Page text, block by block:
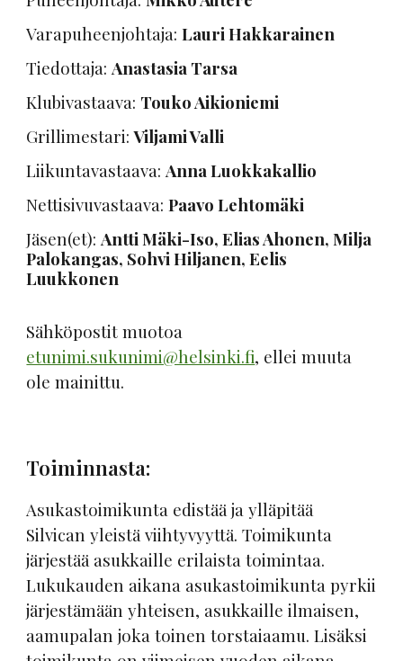
Varapuheenjohtaja:Lauri Hakkarainen
Tiedottaja:Anastasia Tarsa
Klubivastaava: Touko Aikioniemi
Grillimestari:Viljami Valli
Liikuntavastaava:Anna Luokkakallio
Nettisivuvastaava:Paavo Lehtomäki
Jäsen(et):Antti Mäki-Iso, Elias Ahonen, Milja
Palokangas, Sohvi Hiljanen, Eelis
Luukkonen
Sähköpostit muotoa
etunimi.sukunimi@helsinki.fi, ellei muuta
ole mainittu.
Toiminnasta:
Asukastoimikunta edistää ja ylläpitää
Silvican yleistä viihtyvyyttä. Toimikunta
järjestää asukkaille erilaista toimintaa.
Lukukauden aikana asukastoimikunta pyrkii
järjestämään yhteisen, asukkaille ilmaisen,
aamupalan joka toinen torstaiaamu. Lisäksi